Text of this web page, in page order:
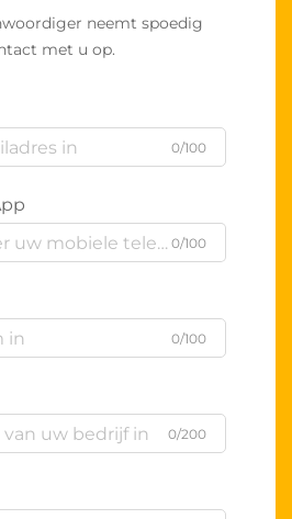
neemt spoedig
met u op.
0/100
0/100
0/100
0/200